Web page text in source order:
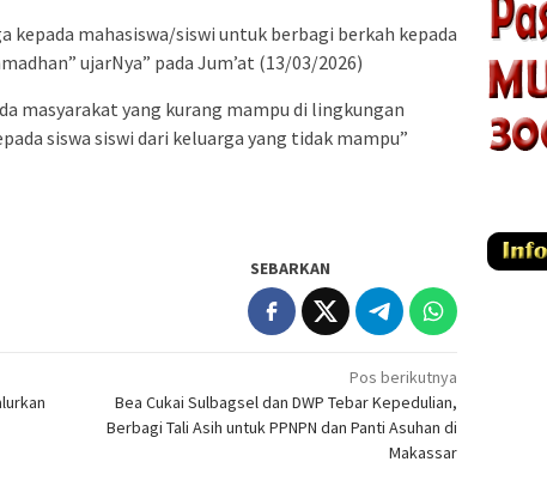
kepada mahasiswa/siswi untuk berbagi berkah kepada
ujarNya” pada Jum’at (13/03/2026)
masyarakat yang kurang mampu di lingkungan
siswa siswi dari keluarga yang tidak mampu”
SEBARKAN
Pos berikutnya
Bea Cukai Sulbagsel dan DWP Tebar Kepedulian,
Berbagi Tali Asih untuk PPNPN dan Panti Asuhan di
Makassar